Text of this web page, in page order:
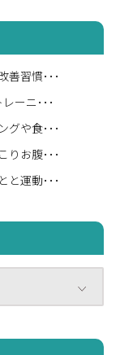
善習慣･･･
ーニ･･･
グや食･･･
りお腹･･･
と運動･･･